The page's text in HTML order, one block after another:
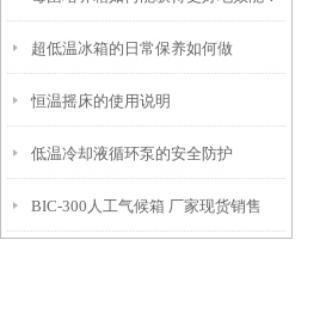
超低温冰箱的日常保养如何做
恒温摇床的使用说明
低温冷却液循环泵的安全防护
BIC-300人工气候箱 厂家现货销售